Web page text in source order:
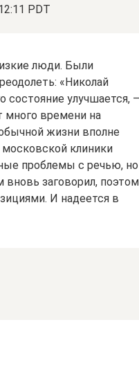
PDT
люди. Были
«Николай
состояние улучшается,
много времени на
жизни вполне
клиники
проблемы с речью, но
заговорил,
И надеется в